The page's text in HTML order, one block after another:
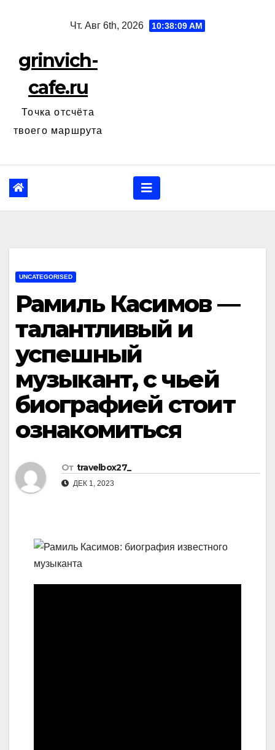
Чт. Авг 6th, 2026 10:38:10 AM
grinvich-
cafe.ru
Точка отсчёта
твоего маршрута
UNCATEGORISED
Рамиль Касимов —
талантливый и
успешный
музыкант, с чьей
биографией стоит
ознакомиться
От travelbox27_
ДЕК 1, 2023